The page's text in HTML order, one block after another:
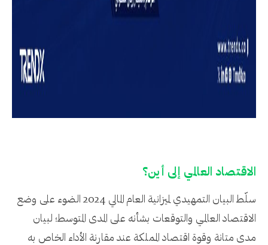
الاقتصاد العالمي إلى أين؟
سلّط البيان التمهيدي لميزانية العام المالي 2024 الضوء على وضع
الاقتصاد العالمي والتوقعات بشأنه على المدى المتوسط؛ لبيان
مدى متانة وقوة اقتصاد المملكة عند مقارنة الأداء الخاص به